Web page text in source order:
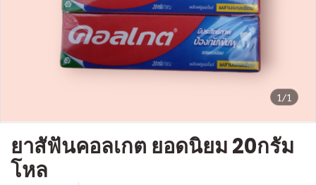
1/1
ยาสัฟันคอลเกต ยอดนิยม 20กรัม
โหล